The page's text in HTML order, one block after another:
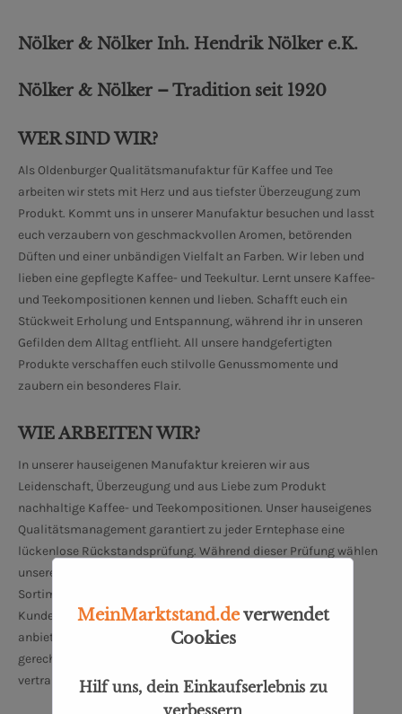
Nölker & Nölker Inh. Hendrik Nölker e.K.
Nölker & Nölker – Tradition seit 1920
WER SIND WIR?
Als Oldenburger Qualitätsmanufaktur für Kaffee und Tee
arbeiten wir stets mit Herz und aus tiefster Überzeugung zum
Produkt. Kommt uns in unserer Manufaktur besuchen und lasst
euch verzaubern von geschmackvollen Aromen, betörenden
Düften und einer unbändigen Vielfalt an Farben. Wir leben und
lieben eine gepflegte Kaffee- und Teekultur. Lernt unsere Kaffee-
und Teekompositionen kennen und lieben. Schafft euch ein
Stückweit Erholung und Entspannung, während ihr in unseren
Gefilden dem Alltag entflieht. All unsere handgefertigten
Produkte verschaffen euch stilvolle Genussmomente und
zaubern ein besonderes Flair.
WIE ARBEITEN WIR?
In unserer hauseigenen Manufaktur kreieren wir aus
Leidenschaft, Überzeugung und aus Liebe zum Produkt
nachhaltige Kaffee- und Teekompositionen. Unser hauseigenes
Qualitätsmanagement garantiert zu jeder Erntephase eine
lückenlose Rückstandsprüfung. Während dieser Prüfung wählen
unsere erfahrenen Mitarbeiter besondere Produkte für unser
Sortiment aus. Auf diese Art und Weise können wir unseren
Kunden die besten Kaffee- und Teesorten aus aller Welt
anbieten. Um unseren hohen Qualitätsstandards dauerhaft
gerecht zu werden arbeiten wir eng und ausschließlich mit
vertrauenswürdigen Zulieferern zusammen.
MeinMarktstand.deverwendet
Cookies
Hilf uns, dein Einkaufserlebnis zu
verbessern